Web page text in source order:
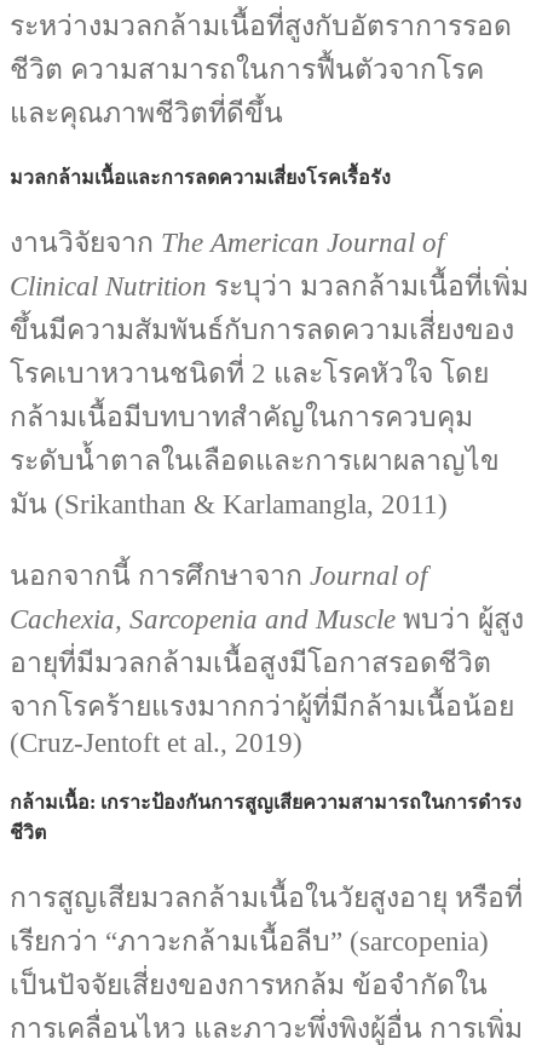
ระหว่างมวลกล้ามเนื้อที่สูงกับอัตราการรอด
ชีวิต ความสามารถในการฟื้นตัวจากโรค
และคุณภาพชีวิตที่ดีขึ้น
มวลกล้ามเนื้อและการลดความเสี่ยงโรคเรื้อรัง
งานวิจัยจาก The American Journal of
Clinical Nutrition ระบุว่า มวลกล้ามเนื้อที่เพิ่ม
ขึ้นมีความสัมพันธ์กับการลดความเสี่ยงของ
โรคเบาหวานชนิดที่ 2 และโรคหัวใจ โดย
กล้ามเนื้อมีบทบาทสำคัญในการควบคุม
ระดับน้ำตาลในเลือดและการเผาผลาญไข
มัน (Srikanthan & Karlamangla, 2011)
นอกจากนี้ การศึกษาจาก Journal of
Cachexia, Sarcopenia and Muscle พบว่า ผู้สูง
อายุที่มีมวลกล้ามเนื้อสูงมีโอกาสรอดชีวิต
จากโรคร้ายแรงมากกว่าผู้ที่มีกล้ามเนื้อน้อย
(Cruz-Jentoft et al., 2019)
กล้ามเนื้อ: เกราะป้องกันการสูญเสียความสามารถในการดำรง
ชีวิต
การสูญเสียมวลกล้ามเนื้อในวัยสูงอายุ หรือที่
เรียกว่า “ภาวะกล้ามเนื้อลีบ” (sarcopenia)
เป็นปัจจัยเสี่ยงของการหกล้ม ข้อจำกัดใน
การเคลื่อนไหว และภาวะพึ่งพิงผู้อื่น การเพิ่ม